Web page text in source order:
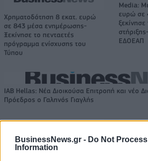
BusinessNews.gr - Do Not
Information
Χρηματοδότηση 8 εκατ. ευρώ
σε 843 μέσα ενημέρωσης-
Ξεκίνησε το πενταετές
πρόγραμμα ενίσχυσης του
Τύπου
Media:
ευρώ σε
ΕΔΟΕΑΠ
IAB Hellas: Νέα Διοικούσα Επιτροπή και νέο
Πρόεδρος ο Γαληνός Γιαγλής
Η Toyota φέρνει νέα γενιά
μπαταριών για τα υβριδικά της
Σε